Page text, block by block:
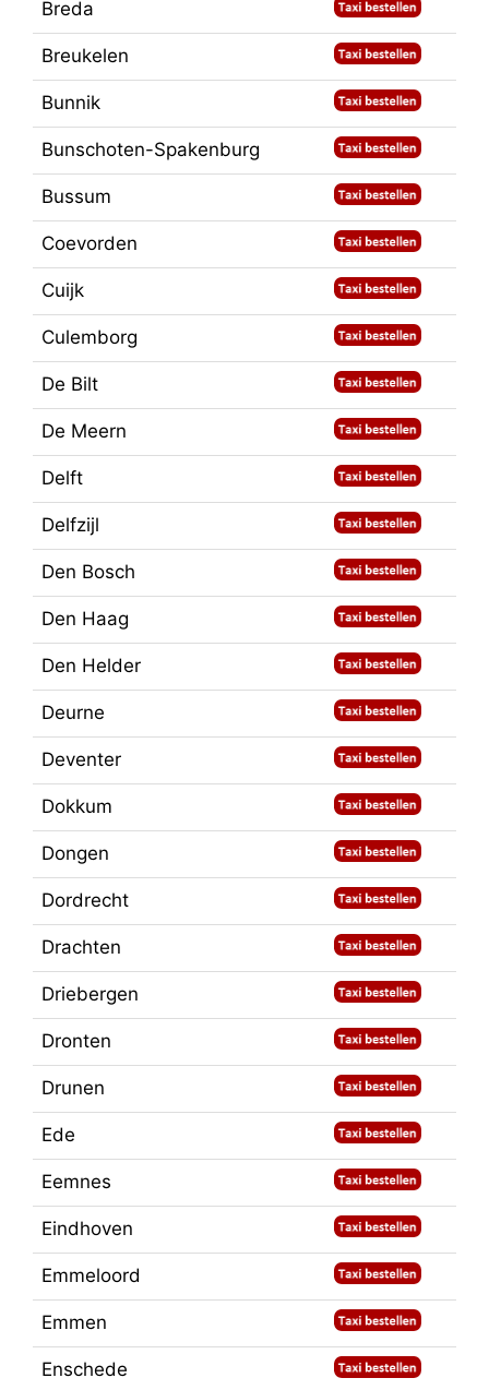
Breda
Breukelen
Bunnik
Bunschoten-Spakenburg
Bussum
Coevorden
Cuijk
Culemborg
De Bilt
De Meern
Delft
Delfzijl
Den Bosch
Den Haag
Den Helder
Deurne
Deventer
Dokkum
Dongen
Dordrecht
Drachten
Driebergen
Dronten
Drunen
Ede
Eemnes
Eindhoven
Emmeloord
Emmen
Enschede